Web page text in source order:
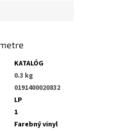
KATALÓG
0.3 kg
0191400020832
LP
1
Farebný vinyl